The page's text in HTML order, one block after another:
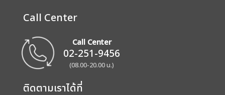
Call Center
Call Center
02-251-9456
(08.00-20.00 น.)
ติดตามเราได้ที่